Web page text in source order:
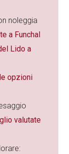
noleggia
a Funchal
Lido a
opzioni
valutate